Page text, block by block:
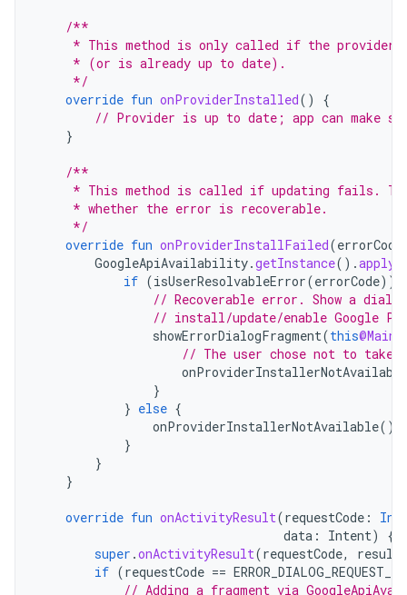
/**
* This method is only called if the provider
     * (or is already up to date).
     */
override fun onProviderInstalled()
{
// Provider is up to date; app can make
}
/**
* This method is called if updating fails.
     * whether the error is recoverable.
     */
override fun onProviderInstallFailed(errorCode
GoogleApiAvailability.getInstance().apply
if (isUserResolvableError(errorCode))
// Recoverable error. Show a
// install/update/enable Google
showErrorDialogFragment(this
// The user chose not to take
onProviderInstallerNotAvailable
}
} else {
onProviderInstallerNotAvailable()
}
}
}
override fun onActivityResult(requestCode : Int
data : Intent)
{
super .onActivityResult(requestCode,
if (requestCode ==
// Adding a fragment via